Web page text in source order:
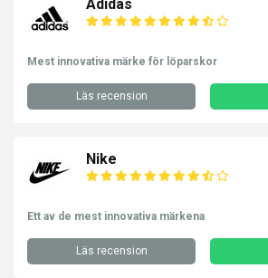
Adidas
Mest innovativa märke för löparskor
Läs recension
Nike
Ett av de mest innovativa märkena
Läs recension